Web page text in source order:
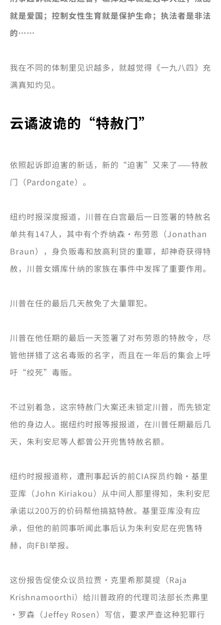
就是爱国；控制女性生育就是保护生命；执法者是非法
的……
我在不同的体制里见识越多，就越觉得《一九八四》充
满真知灼见。
云谲波诡的“特赦门”
依照起诉即迫害的新话，新的“迫害”又来了——特赦
门（Pardongate）。
纽约时报深度报道，川普在白宫最后一日签署的特赦名
单共有147人，其中有个乔纳森·布劳恩（Jonathan
Braun），身负贩毒和放高利贷的重罪，却神奇获得特
赦，川普女婿库什纳的家族在事件中发挥了重要作用。
川普在任的最后几天赦免了大量罪犯。
川普在他任期的最后一天签署了对布劳恩的特赦令，尽
管他拼错了这名毒贩的名字，而且在一年后的集会上呼
吁“绞死”毒贩。
不过别着急，这宗特赦门大案还未锁定川普，而先锁定
他的身边人。据纽约时报等报报道，在川普任期最后几
天，朱利安尼等人都曾公开兜售特赦名额。
纽约时报报道称，遭刑事起诉的前CIA探员约翰·基里
亚库（John Kiriakou）从中间人那里得知，朱利安尼
承诺以200万的价码帮他搞掂特赦。基里亚库没有应
承，但他的前同事听闻此事后认为朱利安尼在兜售特
赫，向FBI举报。
这份报告促使众议员拉贾·克里希那莫提（Raja
Krishnamoorthi）给川普政府的代理司法部长杰弗里
·罗森（Jeffey Rosen）写信，要求严查这种犯罪行